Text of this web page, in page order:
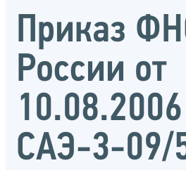
Приказ
России от
САЭ-3-09/